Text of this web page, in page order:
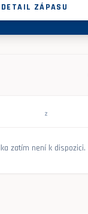
DETAIL ZÁPASU
Z
zatím není k dispozici.